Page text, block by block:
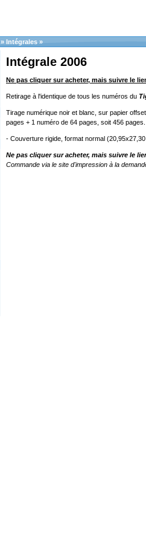
» Intégrales »
Intégrale 2006
Ne pas cliquer sur acheter, mais suivre le
Retirage à l'identique de tous les numéros du
Tirage numérique noir et blanc, sur papier
pages + 1 numéro de 64 pages, soit 456 pages.
- Couverture rigide, format normal
Ne pas cliquer sur acheter, mais suivre le
Commande via le site d'impression à la